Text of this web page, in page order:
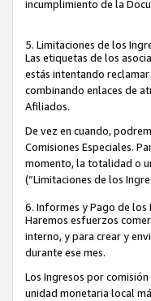
incumplimiento de la
5. Limitaciones de los
Las etiquetas de los
estás intentando
combinando enlaces de
Afiliados.
De vez en cuando,
Comisiones Especiales.
momento, la totalidad o
(“Limitaciones de los
6. Informes y Pago de los
Haremos esfuerzos
interno, y para crear y
durante ese mes.
Los Ingresos por
unidad monetaria local